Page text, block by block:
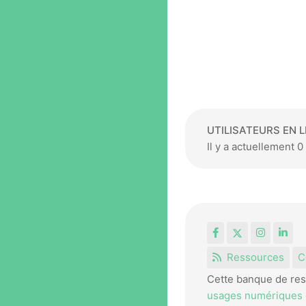
UTILISATEURS EN
Il y a actuellement
Facebook
Ressources
Cette banque de
usages numériques